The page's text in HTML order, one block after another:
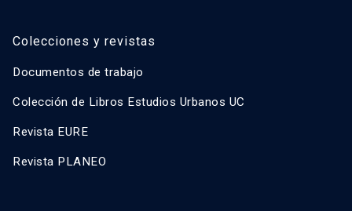
Colecciones y revistas
Documentos de trabajo
Colección de Libros Estudios Urbanos UC
Revista EURE
Revista PLANEO